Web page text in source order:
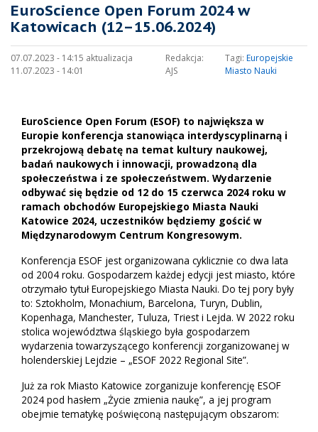
EuroScience Open Forum 2024 w
Katowicach (12–15.06.2024)
07.07.2023 - 14:15 aktualizacja
11.07.2023 - 14:01
Redakcja:
AJS
Tagi: Europejskie
Miasto Nauki
EuroScience Open Forum (ESOF) to największa w
Europie konferencja stanowiąca interdyscyplinarną i
przekrojową debatę na temat kultury naukowej,
badań naukowych i innowacji, prowadzoną dla
społeczeństwa i ze społeczeństwem. Wydarzenie
odbywać się będzie od 12 do 15 czerwca 2024 roku w
ramach obchodów Europejskiego Miasta Nauki
Katowice 2024, uczestników będziemy gościć w
Międzynarodowym Centrum Kongresowym.
Konferencja ESOF jest organizowana cyklicznie co dwa lata
od 2004 roku. Gospodarzem każdej edycji jest miasto, które
otrzymało tytuł Europejskiego Miasta Nauki. Do tej pory były
to: Sztokholm, Monachium, Barcelona, Turyn, Dublin,
Kopenhaga, Manchester, Tuluza, Triest i Lejda. W 2022 roku
stolica województwa śląskiego była gospodarzem
wydarzenia towarzyszącego konferencji zorganizowanej w
holenderskiej Lejdzie – „ESOF 2022 Regional Site”.
Już za rok Miasto Katowice zorganizuje konferencję ESOF
2024 pod hasłem „Życie zmienia naukę”, a jej program
obejmie tematykę poświęconą następującym obszarom: